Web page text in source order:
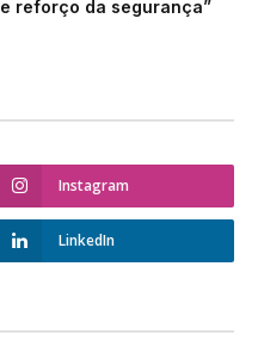
reforço da segurança”
Instagram
LinkedIn